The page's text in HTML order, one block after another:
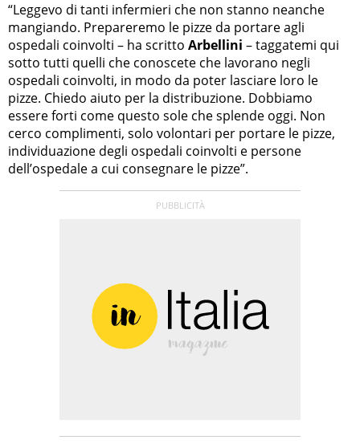
“Leggevo di tanti infermieri che non stanno neanche
mangiando. Prepareremo le pizze da portare agli
ospedali coinvolti – ha scritto Arbellini – taggatemi qui
sotto tutti quelli che conoscete che lavorano negli
ospedali coinvolti, in modo da poter lasciare loro le
pizze. Chiedo aiuto per la distribuzione. Dobbiamo
essere forti come questo sole che splende oggi. Non
cerco complimenti, solo volontari per portare le pizze,
individuazione degli ospedali coinvolti e persone
dell’ospedale a cui consegnare le pizze”.